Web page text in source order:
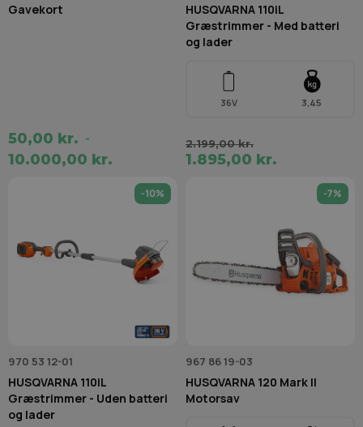
Gavekort
50,00 kr. -
10.000,00 kr.
HUSQVARNA 110iL
Græstrimmer - Med batteri
og lader
36V 3,45
2.199,00 kr.
1.895,00 kr.
-10%
970 53 12-01
HUSQVARNA 110iL
Græstrimmer - Uden batteri
og lader
-7%
967 86 19-03
HUSQVARNA 120 Mark II
Motorsav